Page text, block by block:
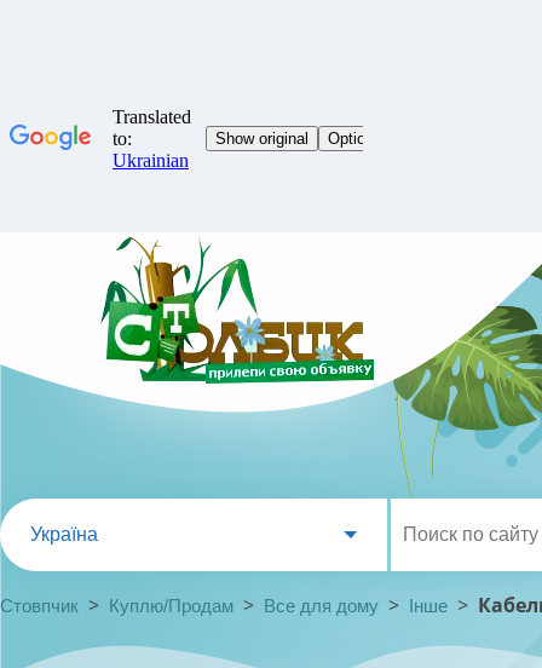
Україна
Стовпчик > Куплю/Продам > Все для дому > Інше >